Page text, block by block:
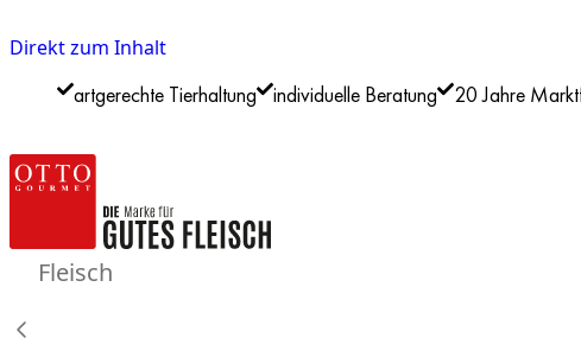
Direkt zum Inhalt
artgerechte Tierhaltung individuelle Beratung 20 Jahre
Fleisch